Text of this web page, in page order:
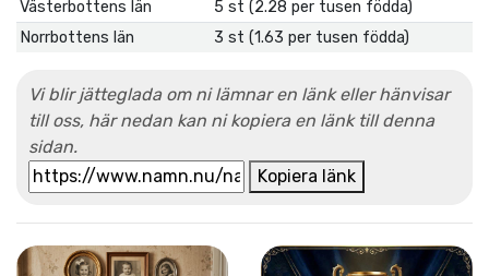
Västerbottens län
5 st (2.28 per tusen födda)
Norrbottens län
3 st (1.63 per tusen födda)
Vi blir jätteglada om ni lämnar en länk eller hänvisar
till oss, här nedan kan ni kopiera en länk till denna
sidan.
Kopiera länk